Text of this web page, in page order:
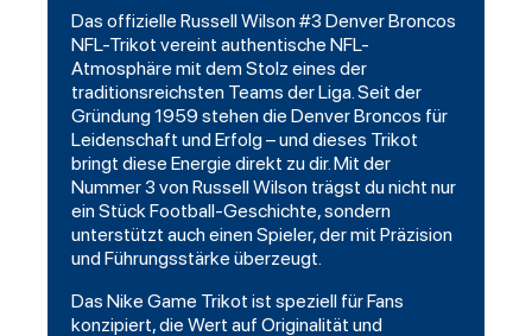
Das offizielle RussellWilson #3 Denver Broncos
NFL-Trikot vereint authentische NFL-
Atmosphäre mit dem Stolz eines der
traditionsreichsten Teams der Liga. Seit der
Gründung 1959 stehen die Denver Broncos für
Leidenschaft und Erfolg – und dieses Trikot
bringt diese Energie direkt zu dir. Mit der
Nummer 3 von Russell Wilson trägst du nicht nur
ein StückFootball-Geschichte, sondern
unterstützt auch einen Spieler, der mit Präzision
und Führungsstärke überzeugt.
Das Nike Game Trikot ist speziell für Fans
konzipiert, die Wert auf Originalität und